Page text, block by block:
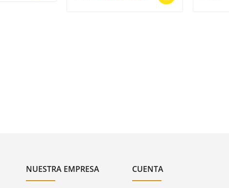
NUESTRA EMPRESA CUENTA